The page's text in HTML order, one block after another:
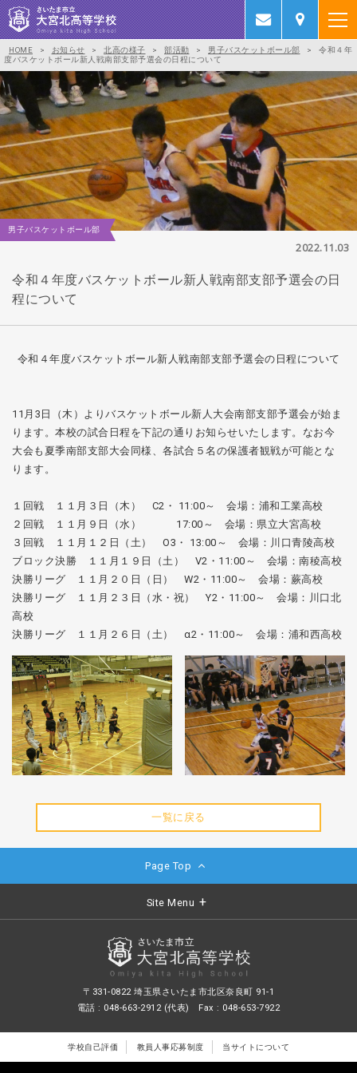
HOME > お知らせ > 北高の様子 > 部活動 > 男子バスケットボール部 >
令和４年
度バスケットボール新人戦南部支部予選会の日程について
男子バスケットボール部
2022.11.03
令和４年度バスケットボール新人戦南部支部予選会の日
程について
令和４年度バスケットボール新人戦南部支部予選会の日程について
11月3日（木）よりバスケットボール新人大会南部支部予選会が始ま
ります。本校の試合日程を下記の通りお知らせいたします。なお今
大会も夏季南部支部大会同様、各試合５名の保護者観戦が可能とな
ります。
１回戦 １１月３日（木） C2・ 11:00～ 会場：浦和工業高校
２回戦 １１月９日（水） 17:00～ 会場：県立大宮高校
３回戦 １１月１２日（土） O3・ 13:00～ 会場：川口青陵高校
ブロック決勝 １１月１９日（土） V2・11:00～ 会場：南稜高校
決勝リーグ １１月２０日（日） W2・11:00～ 会場：蕨高校
決勝リーグ １１月２３日（水・祝） Y2・11:00～ 会場：川口北
高校
決勝リーグ １１月２６日（土） α2・11:00～ 会場：浦和西高校
一覧に戻る
Page Top
Site Menu
〒331-0822 埼玉県さいたま市北区奈良町 91-1
電話 : 048-663-2912 (代表) Fax : 048-653-7922
学校自己評価 教員人事応募制度 当サイトについて